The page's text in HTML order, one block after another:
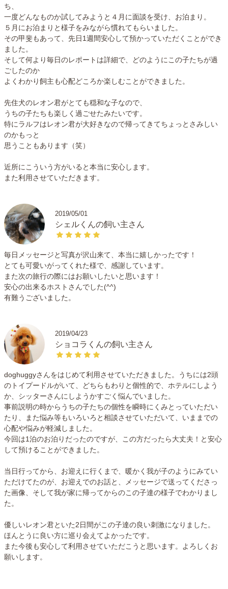
ち、
一度どんなものか試してみようと４月に面談を受け、お泊まり。
５月にお泊まりと様子をみながら慣れてもらいました。
その甲斐もあって、先日1週間安心して預かっていただくことができ
ました。
そして何より毎日のレポートは詳細で、どのようにこの子たちが過
ごしたのか
よくわかり飼主も心配どころか楽しむことができました。
先住犬のレオン君がとても穏和な子なので、
うちの子たちも楽しく過ごせたみたいです。
特にラルフはレオン君が大好きなので帰ってきてちょっとさみしい
のかもっと
思うこともあります（笑）
近所にこういう方がいると本当に安心します。
また利用させていただきます。
2019/05/01
シェルくんの飼い主さん
毎日メッセージと写真が沢山来て、本当に嬉しかったです！
とても可愛いがってくれた様で、感謝しています。
また次の旅行の際にはお願いしたいと思います！
安心の出来るホストさんでした(^^)
有難うございました。
2019/04/23
ショコラくんの飼い主さん
doghuggyさんをはじめて利用させていただきました。うちには2頭
のトイプードルがいて、どちらもわりと個性的で、ホテルにしよう
か、シッターさんにしようかすごく悩んでいました。
事前説明の時からうちの子たちの個性を瞬時にくみとっていただい
たり、また悩み等もいろいろと相談させていただいて、いままでの
心配や悩みが軽減しました。
今回は1泊のお泊りだったのですが、この方だったら大丈夫！と安心
して預けることができました。
当日行ってから、お迎えに行くまで、暖かく我が子のようにみてい
ただけてたのが、お迎えでのお話と、メッセージで送ってくださっ
た画像、そして我が家に帰ってからのこの子達の様子でわかりまし
た。
優しいレオン君といた2日間がこの子達の良い刺激になりました。
ほんとうに良い方に巡り会えてよかったです。
また今後も安心して利用させていただこうと思います。よろしくお
願いします。